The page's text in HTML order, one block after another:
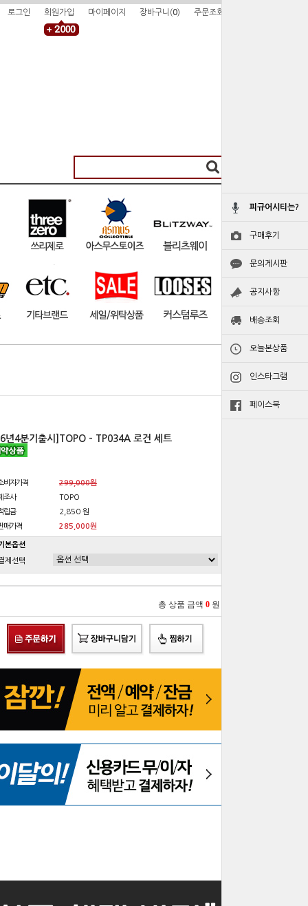
피규어시티는?
구매후기
문의게시판
공지사항
배송조회
오늘본상품
인스타그램
페이스북
로그인 회원가입 마이페이지 장바구니(0) 주문조회
년4분기출시]TOPO - TP034A 로건 세트
비자가격
299,000원
조사
TOPO
립금
2,850 원
매가격
285,000원
본옵션
제선택
총 상품 금액 0 원